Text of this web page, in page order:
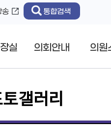
송 통합검색
실 의회안내 의원
갤러리